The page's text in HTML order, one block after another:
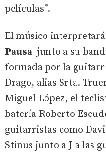
películas”.
El músico interpretará
Pausa junto a su
formada por la
Drago, alias Srta.
Miguel López, el
batería Roberto
guitarristas como
Stinus junto a J a las